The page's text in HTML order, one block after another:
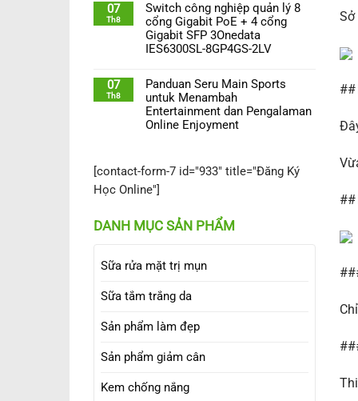
07
Th8
Switch công nghiệp quản lý 8
cổng Gigabit PoE + 4 cổng
Gigabit SFP 3Onedata
IES6300SL-8GP4GS-2LV
07
Th8
Panduan Seru Main Sports
untuk Menambah
Entertainment dan Pengalaman
Online Enjoyment
[contact-form-7 id="933" title="Đăng Ký
Học Online"]
DANH MỤC SẢN PHẨM
Sữa rửa mặt trị mụn
Sữa tắm trắng da
Sản phẩm làm đẹp
Sản phẩm giảm cân
Kem chống nắng
##
##